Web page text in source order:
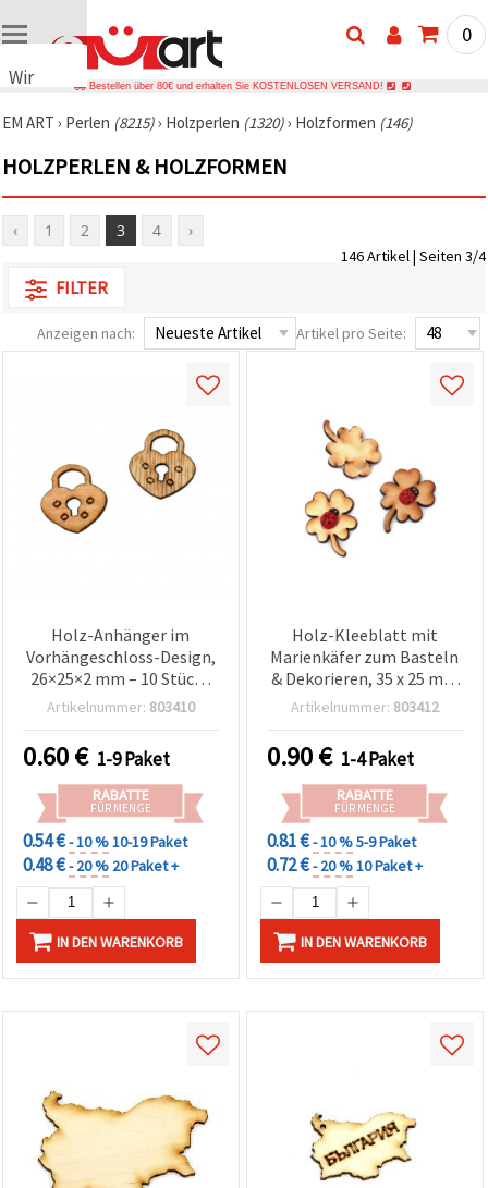
Wir
Cookies
verwenden
ähnliche
Technologien,
ordnungsgemäße
Funktionieren
sicherzustellen,
Datenverkehr
analysieren
Unterstützung
unserer
Partner für
Marketing.
Sie können
Cookies
akzeptieren,
ablehnen
oder Ihre
Auswahl in
Einstellungen
festlegen.
Einwilligung
können Sie
ändern
Datenschutzerklärung
Cookie-
Richtlinie
Alle
0
Bestellen über 80€ und erhalten Sie KOSTENLOSEN VERSAND!
EM ART › Perlen (8215)› Holzperlen (1320)› Holzformen (146)
HOLZPERLEN & HOLZFORMEN
‹ 1 2 3 4 ›
146 Artikel | Seiten 3/4
FILTER
Anzeigen nach: Artikel pro Seite:
Holz-Anhänger im
Vorhängeschloss-Design,
26×25×2 mm – 10 Stück |
Bastelzubehör & Deko
Artikelnummer: 803410
0.60€ 1-9 Paket
RABATTE
FÜR MENGE
0.54 €- 10 %10-19 Paket
0.48 €- 20 % 20 Paket +
IN DEN WARENKORB
Holz-Kleeblatt mit
Marienkäfer zum Basteln
& Dekorieren, 35 x 25 mm
– 5 St.
Artikelnummer: 803412
0.90€ 1-4 Paket
RABATTE
FÜR MENGE
0.81 €- 10 %5-9 Paket
0.72 €- 20 %10 Paket +
IN DEN WARENKORB